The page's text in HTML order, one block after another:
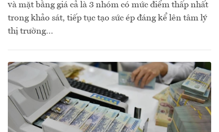
và mặt bằng giá cả là 3 nhóm có mức điểm thấp nhất
trong khảo sát, tiếp tục tạo sức ép đáng kể lên tâm lý
thị trường…